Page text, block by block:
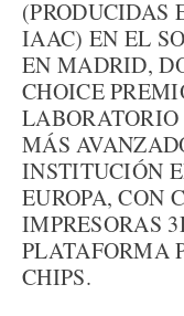
(PRODUCIDAS
IAAC) EN EL
EN MADRID,
CHOICE
MÁS
INSTITUCIÓN
EUROPA, CON
IMPRESORAS
PLATAFORMA
CHIPS.